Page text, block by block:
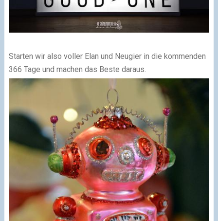
Starten wir also voller Elan und Neugier in die kommenden
366 Tage und machen das Beste daraus.